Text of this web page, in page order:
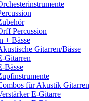
Percussion
+ Bässe
Gitarren/Bässe
Gitarren
Bässe
für Akustik Gitarren
E-Gitarre